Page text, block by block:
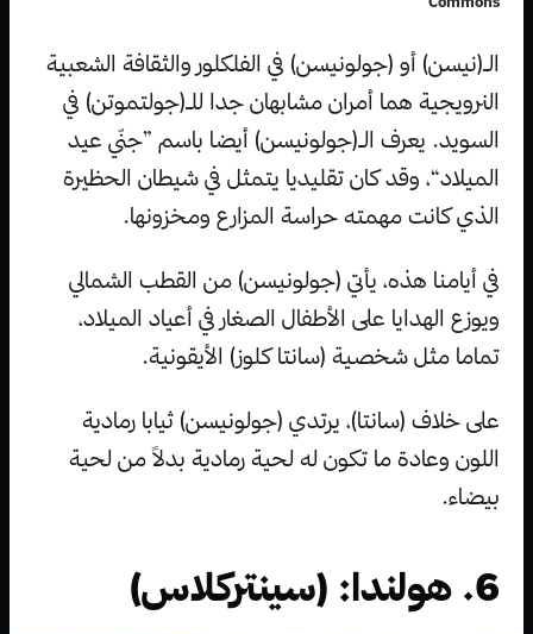
الـ(نيسن) أو (جولونيسن) في الفلكلور والثقافة الشعبية
النرويجية هما أمران مشابهان جدا للـ(جولتموتن) في
السويد. يعرف الـ(جولونيسن) أيضا باسم ”جنّي عيد
الميلاد“، وقد كان تقليديا يتمثل في شيطان الحظيرة
الذي كانت مهمته حراسة المزارع ومخزونها.
في أيامنا هذه، يأتي (جولونيسن) من القطب الشمالي
ويوزع الهدايا على الأطفال الصغار في أعياد الميلاد،
تماما مثل شخصية (سانتا كلوز) الأيقونية.
على خلاف (سانتا)، يرتدي (جولونيسن) ثيابا رمادية
اللون وعادة ما تكون له لحية رمادية بدلاً من لحية
بيضاء.
6. هولندا: (سينتركلاس)